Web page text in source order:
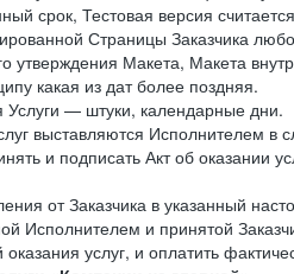
срок, Тестовая версия
Страницы Заказчика
утверждения Макета, Макета
какая из дат более поздняя.
— штуки, календарные дни.
выставляются Исполнителем в
и подписать Акт об оказании
от Заказчика в указанный
Исполнителем и принятой
услуг, и оплатить